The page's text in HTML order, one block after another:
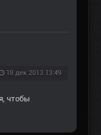
18 дек 2013 13:49
, чтобы